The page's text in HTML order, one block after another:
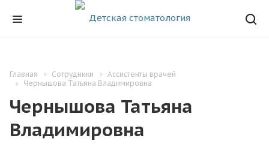
Главная Сотрудники
Ассистенты врачей
Чернышова Татьяна Владимировна
Чернышова Татьяна
Владимировна